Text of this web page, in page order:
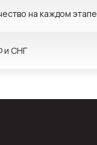
на каждом этапе
и СНГ